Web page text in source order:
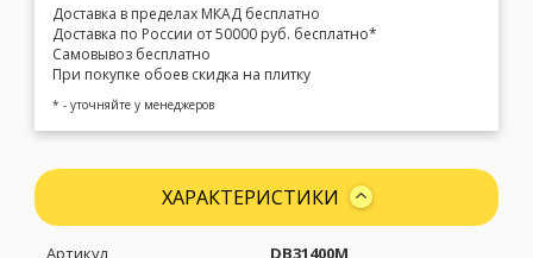
Доставка в пределах МКАД бесплатно
Доставка по России от 50000 руб. бесплатно*
Самовывоз бесплатно
При покупке обоев скидка на плитку
* - уточняйте у менеджеров
ХАРАКТЕРИСТИКИ
Артикул
DB31400M